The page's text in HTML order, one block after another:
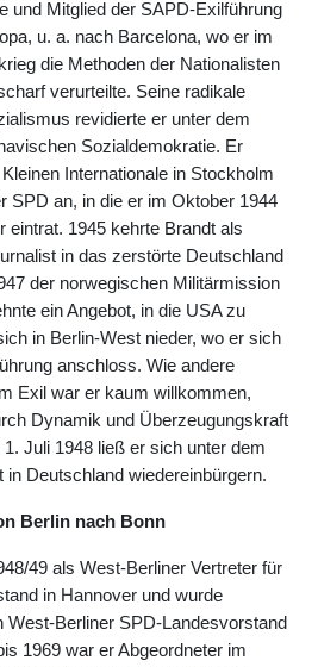
und Mitglied der SAPD-Exilführung
u. a. nach Barcelona, wo er im
die Methoden der Nationalisten
verurteilte. Seine radikale
revidierte er unter dem
Sozialdemokratie. Er
Internationale in Stockholm
SPD an, in die er im Oktober 1944
eintrat. 1945 kehrte Brandt als
in das zerstörte Deutschland
der norwegischen Militärmission
ein Angebot, in die USA zu
in Berlin-West nieder, wo er sich
anschloss. Wie andere
Exil war er kaum willkommen,
Dynamik und Überzeugungskraft
Juli 1948 ließ er sich unter dem
in Deutschland wiedereinbürgern.
Berlin nach Bonn
49 als West-Berliner Vertreter für
in Hannover und wurde
West-Berliner SPD-Landesvorstand
1969 war er Abgeordneter im